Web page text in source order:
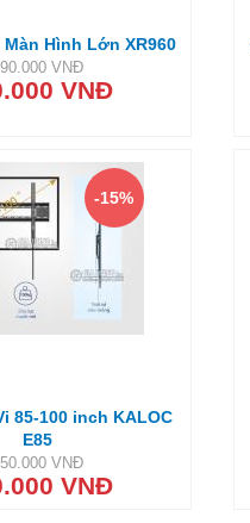
Màn Hình Lớn XR960
VNĐ
VNĐ
-15%
85-100 inch KALOC
E85
VNĐ
VNĐ